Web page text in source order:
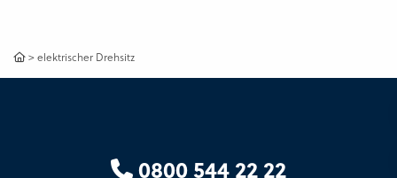
>elektrischer Drehsitz
0800 544 22 22